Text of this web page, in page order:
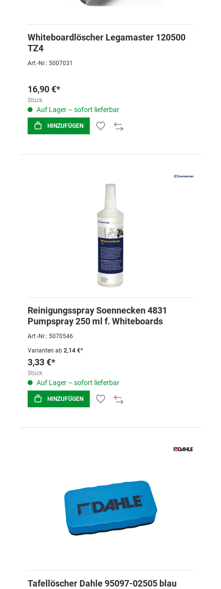
Whiteboardlöscher Legamaster 120500
TZ4
Art.-Nr.: 5007031
16,90 €*
Stück
Auf Lager – sofort lieferbar
HINZUFÜGEN
Reinigungsspray Soennecken 4831
Pumpspray 250 ml f. Whiteboards
Art.-Nr.: 5070546
Varianten ab 2,14 €*
3,33 €*
Stück
Auf Lager – sofort lieferbar
HINZUFÜGEN
Tafellöscher Dahle 95097-02505 blau